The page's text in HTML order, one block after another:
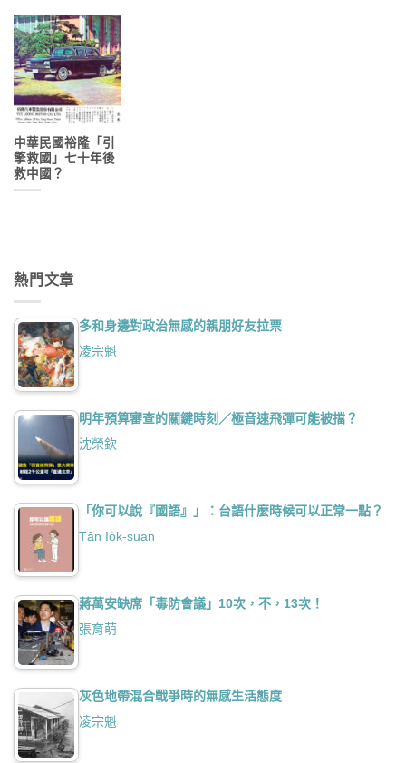
中華民國裕隆「引
擎救國」七十年後
救中國？
熱門文章
多和身邊對政治無感的親朋好友拉票
凌宗魁
明年預算審查的關鍵時刻／極音速飛彈可能被擋？
沈榮欽
「你可以說『國語』」：台語什麼時候可以正常一點？
Tân Io̍k-suan
蔣萬安缺席「毒防會議」10次，不，13次！
張育萌
灰色地帶混合戰爭時的無感生活態度
凌宗魁